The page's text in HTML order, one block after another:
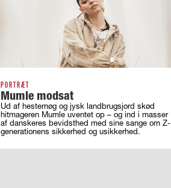
PORTRÆT
Mumle modsat
Ud af hestemøg og jysk landbrugsjord skød
hitmageren Mumle uventet op – og ind i masser
af ­danskeres bevidsthed med sine sange om ­Z-
generationens sikkerhed og usikkerhed.